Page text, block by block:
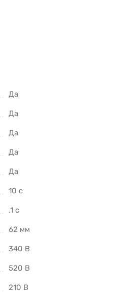
Да
Да
Да
Да
Да
10 с
.1 с
62 мм
340 В
520 В
210 В